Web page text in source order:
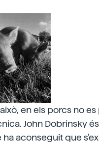
en els porcs no
John Dobrinsky
ha aconseguit que